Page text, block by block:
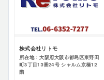
株式会社リトモ
所在地：大阪府大阪市都島区東野田
町3丁目13番24号 シャルム京橋12
階